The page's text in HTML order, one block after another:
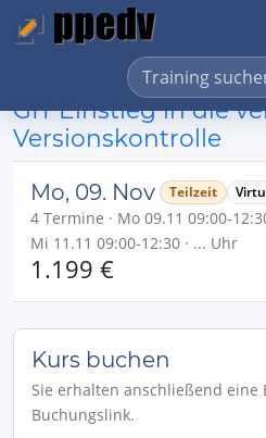
GIT Einstieg in die
Versionskontrolle
Mo, 09. Nov Teilzeit
4 Termine · Mo 09.11 09:00-
Mi 11.11 09:00-12:30 · ... Uhr
1.199 €
Kurs buchen
Sie erhalten anschließend eine
Buchungslink.